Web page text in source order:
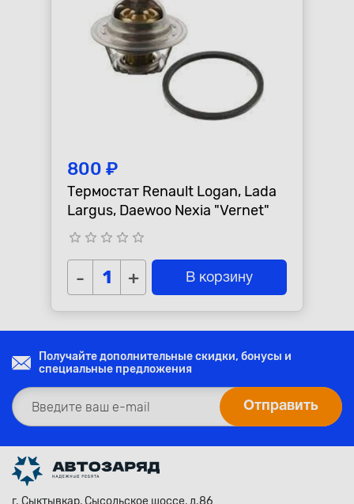
800 ₽
Термостат Renault Logan, Lada
Largus, Daewoo Nexia "Vernet"
star_border star_border star_border star_border star_border
- + В корзину
Получайте дополнительные скидки, бонусы и
специальные предложения